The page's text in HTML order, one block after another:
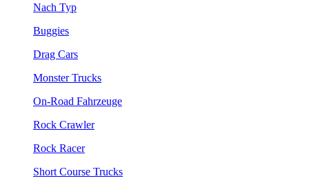
Nach Typ
Buggies
Drag Cars
Monster Trucks
On-Road Fahrzeuge
Rock Crawler
Rock Racer
Short Course Trucks